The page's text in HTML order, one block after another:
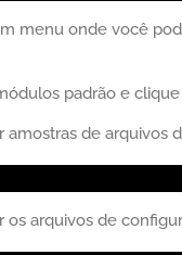
menu onde você
padrão e
de arquivos
os arquivos de